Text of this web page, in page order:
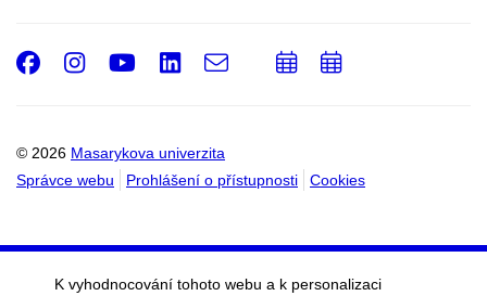
© 2026 Masarykova univerzita
Správce webu
Prohlášení o přístupnosti Cookies
Facebook
Instagram
Youtube
LinkedIn
e-
Email
PřidatPřidat
K vyhodnocování tohoto webu a k personalizaci